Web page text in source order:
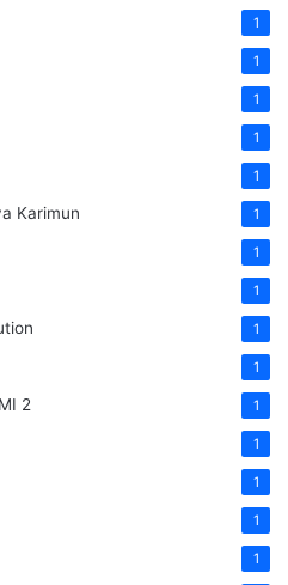
1
1
1
1
1
Karimun 1
1
1
1
1
2 1
1
1
1
1